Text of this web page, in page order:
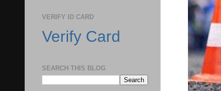
VERIFY ID CARD
Verify Card
SEARCH THIS BLOG